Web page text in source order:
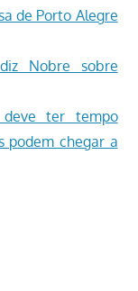
de Porto Alegre
Nobre sobre
ter tempo
podem chegar a